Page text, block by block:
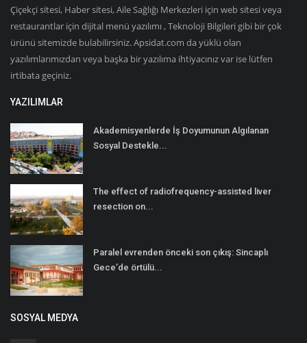
Çiçekçi sitesi, Haber sitesi, Aile Sağlığı Merkezleri için web sitesi veya
restaurantlar için dijital menü yazılımı , Teknoloji Bilgileri gibi bir çok
ürünü sitemizde bulabilirsiniz. Apsidat.com da yüklü olan
yazılımlarımızdan veya başka bir yazılıma ihtiyacınız var ise lütfen
irtibata geçiniz.
YAZILIMLAR
Akademisyenlerde İş Doyumunun Algılanan
Sosyal Destekle...
The effect of radiofrequency-assisted liver
resection on...
Paralel evrenden önceki son çıkış: Sincaplı
Gece’de örtülü...
SOSYAL MEDYA